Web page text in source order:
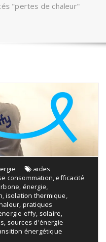
"pertes de chaleur"
aides
consommation ,efficacité
énergie
isolation thermique
pratiques
effy solaire
sources d'énergie
énergétique